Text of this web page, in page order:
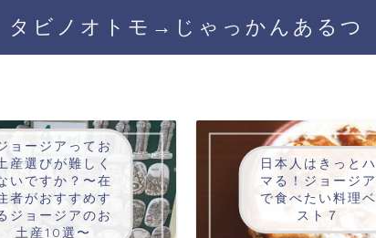
タビノオトモ→じゃっかんあるつ
ョージアってお
産選びが難しく
いですか？〜在
者がおすすめす
ジョージアのお
土産10選〜
日本人はきっとハ
マる！ジョージア
で食べたい料理ベ
スト７